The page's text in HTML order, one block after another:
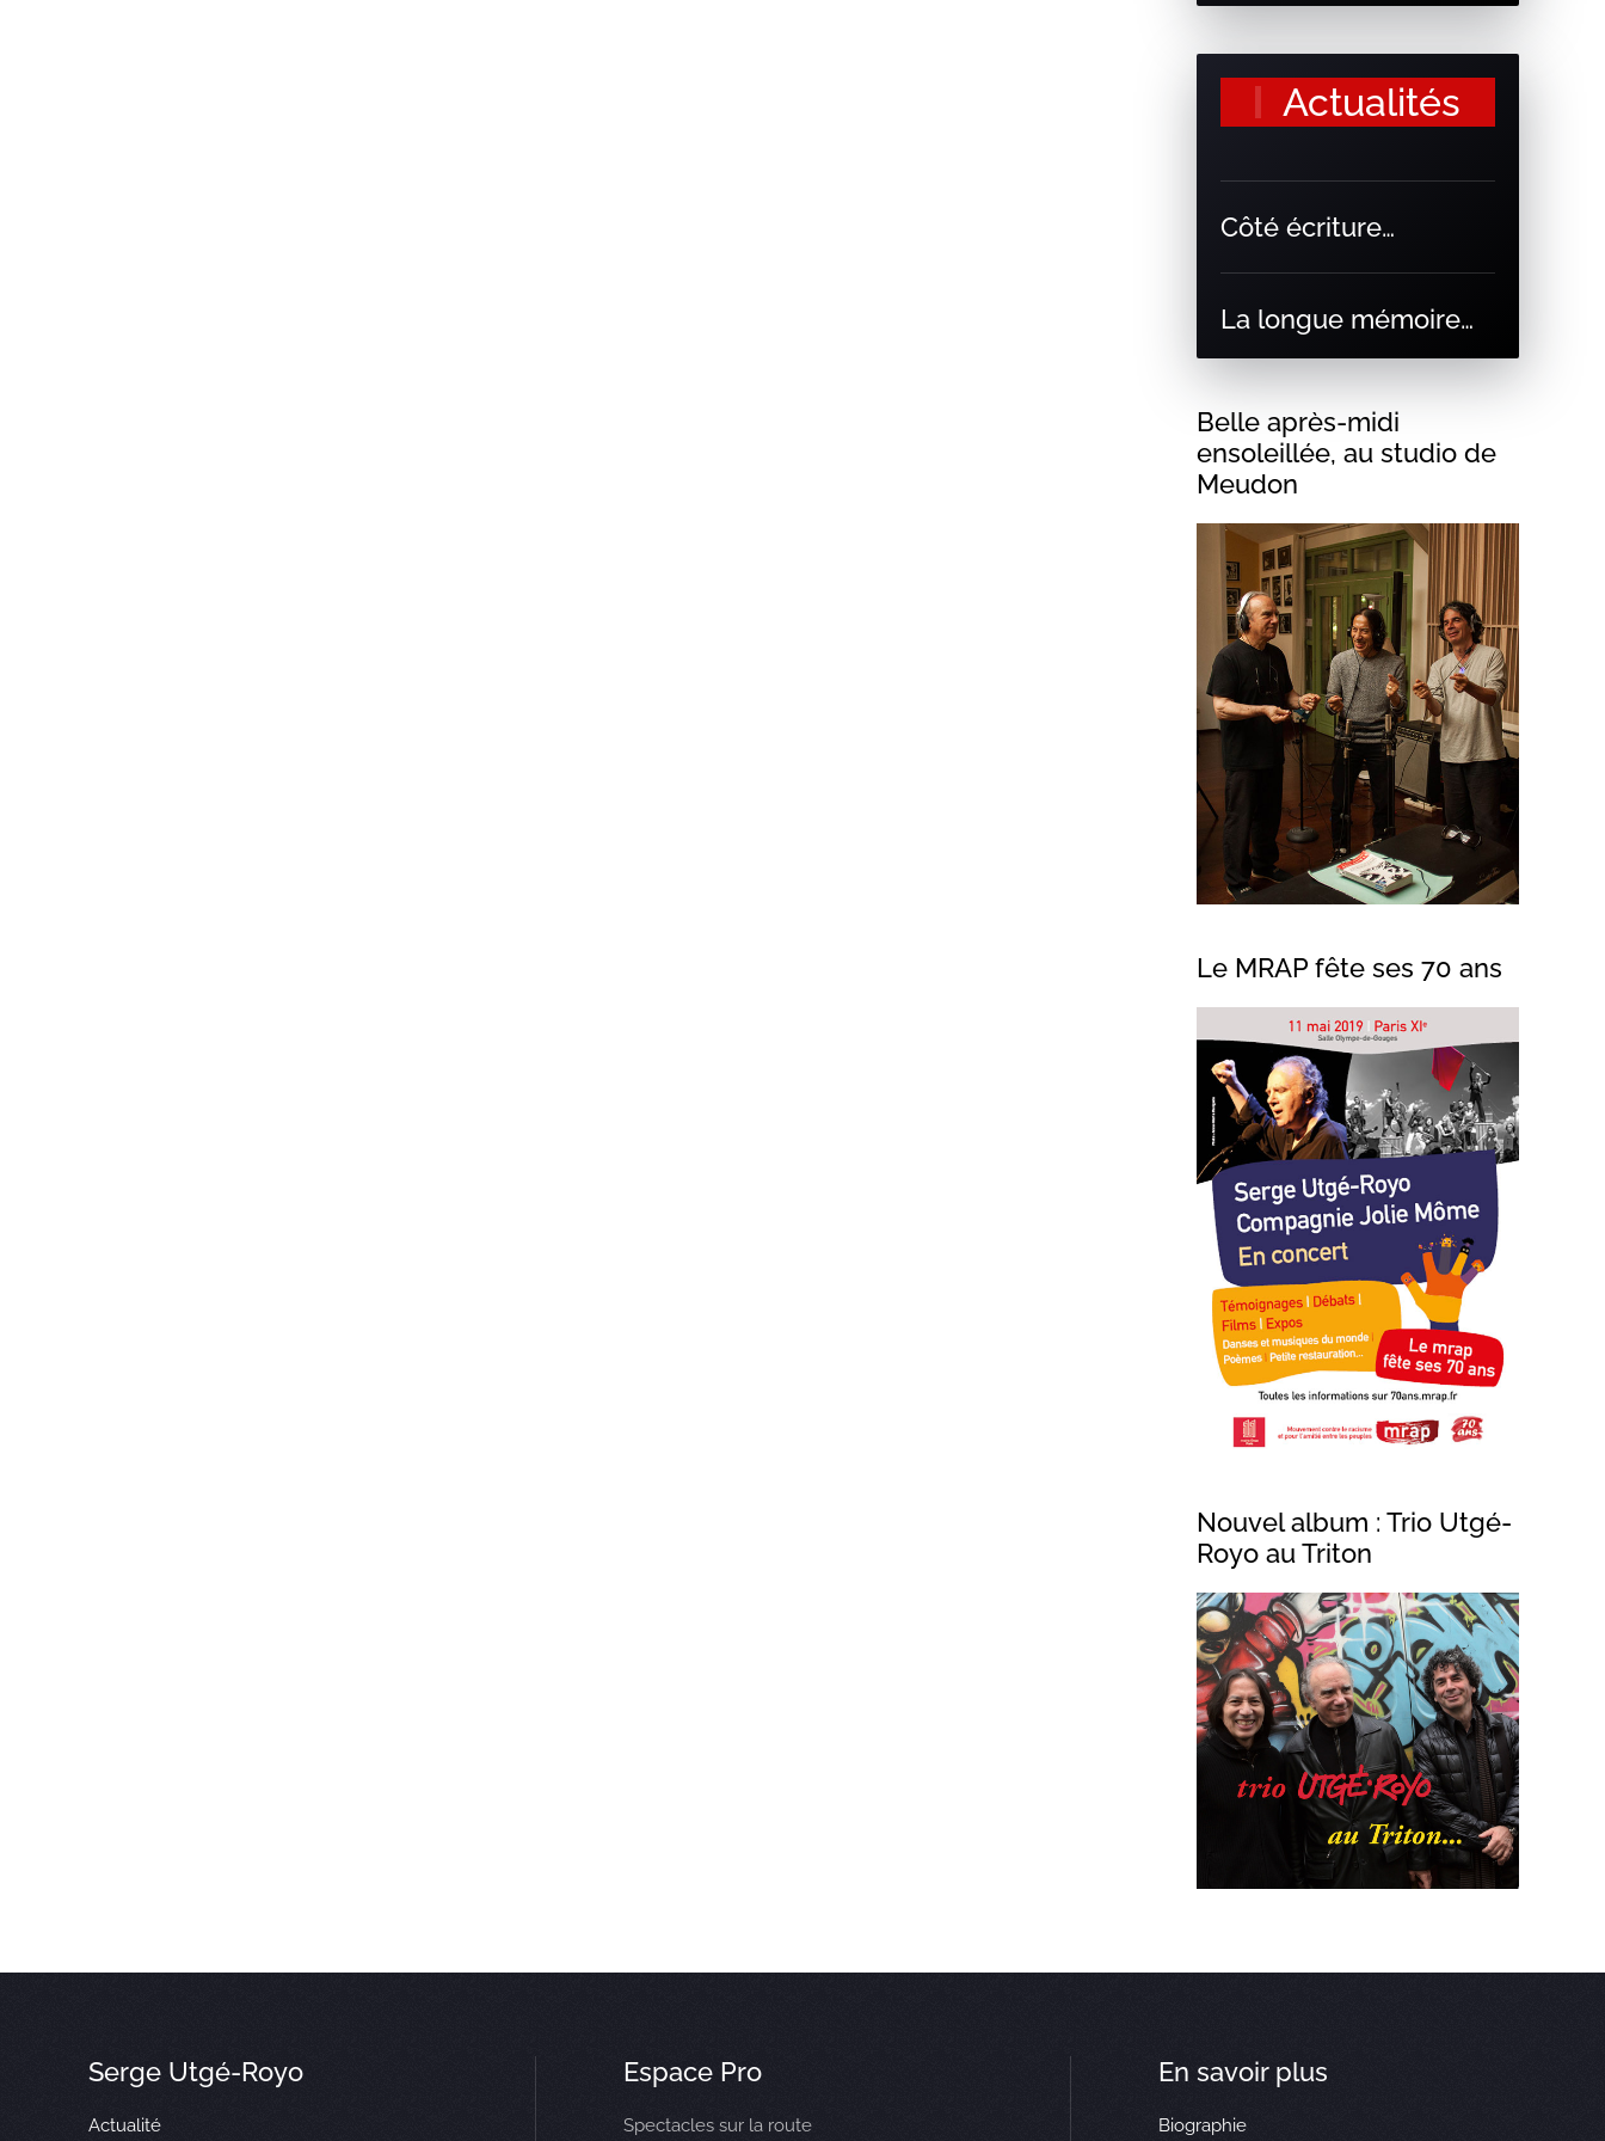
Actualités
Côté écriture…
La longue mémoire…
Belle après-midi
ensoleillée, au studio de
Meudon
Le MRAP fête ses 70 ans
Nouvel album : Trio Utgé-
Royo au Triton
Serge Utgé-Royo
Actualité
Espace Pro
Spectacles sur la route
En savoir plus
Biographie